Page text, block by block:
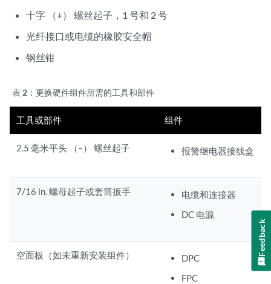
十字 （+） 螺丝起子，1 号和 2 号
光纤接口或电缆的橡胶安全帽
钢丝钳
表 2： 更换硬件组件所需的工具和部件
工具或部件 组件
2.5 毫米平头 （–） 螺丝起子 报警继电器接线盒
7/16 in. 螺母起子或套筒扳手
电缆和连接器
DC 电源
空面板（如未重新安装组件）
DPC
FPC
Feedback